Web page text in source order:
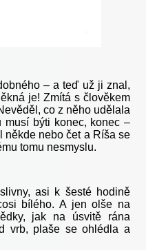
– a teď už ji znal,
je! Zmítá s člověkem
co z něho udělala
musí býti konec, konec –
někde nebo čet a Ríša se
tomu nesmyslu.
asi k šesté hodině
bílého. A jen olše na
jak na úsvitě rána
vrb, plaše se ohlédla a